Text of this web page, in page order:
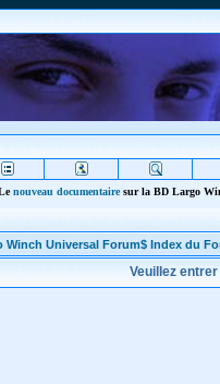
nouveau documentairesur la BD Largo
Winch Universal Forum$ Index du
Veuillez